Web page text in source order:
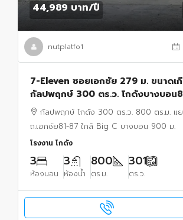
44,989 บาท/ปี
nutplatfo1
7-Eleven ซอยเอกชัย 279 ม. ขนาดเ
กัลปพฤกษ์ 300 ตร.ว. โกดังบางบอน
2ชั้น เอกชัย81-89 อดรถ15คัน หลังมุม
บางบอน 900ม.
กัลปพฤกษ์ โกดัง 300 ตร.ว. 800 ตร.ม. แ
ถ.เอกชัย81-87 ใกล้ Big C บางบอน 900 ม.
โรงงาน โกดัง
3
ห้องนอน
3
ห้องน้ำ
800
ตร.ม.
301
ตร.ว.